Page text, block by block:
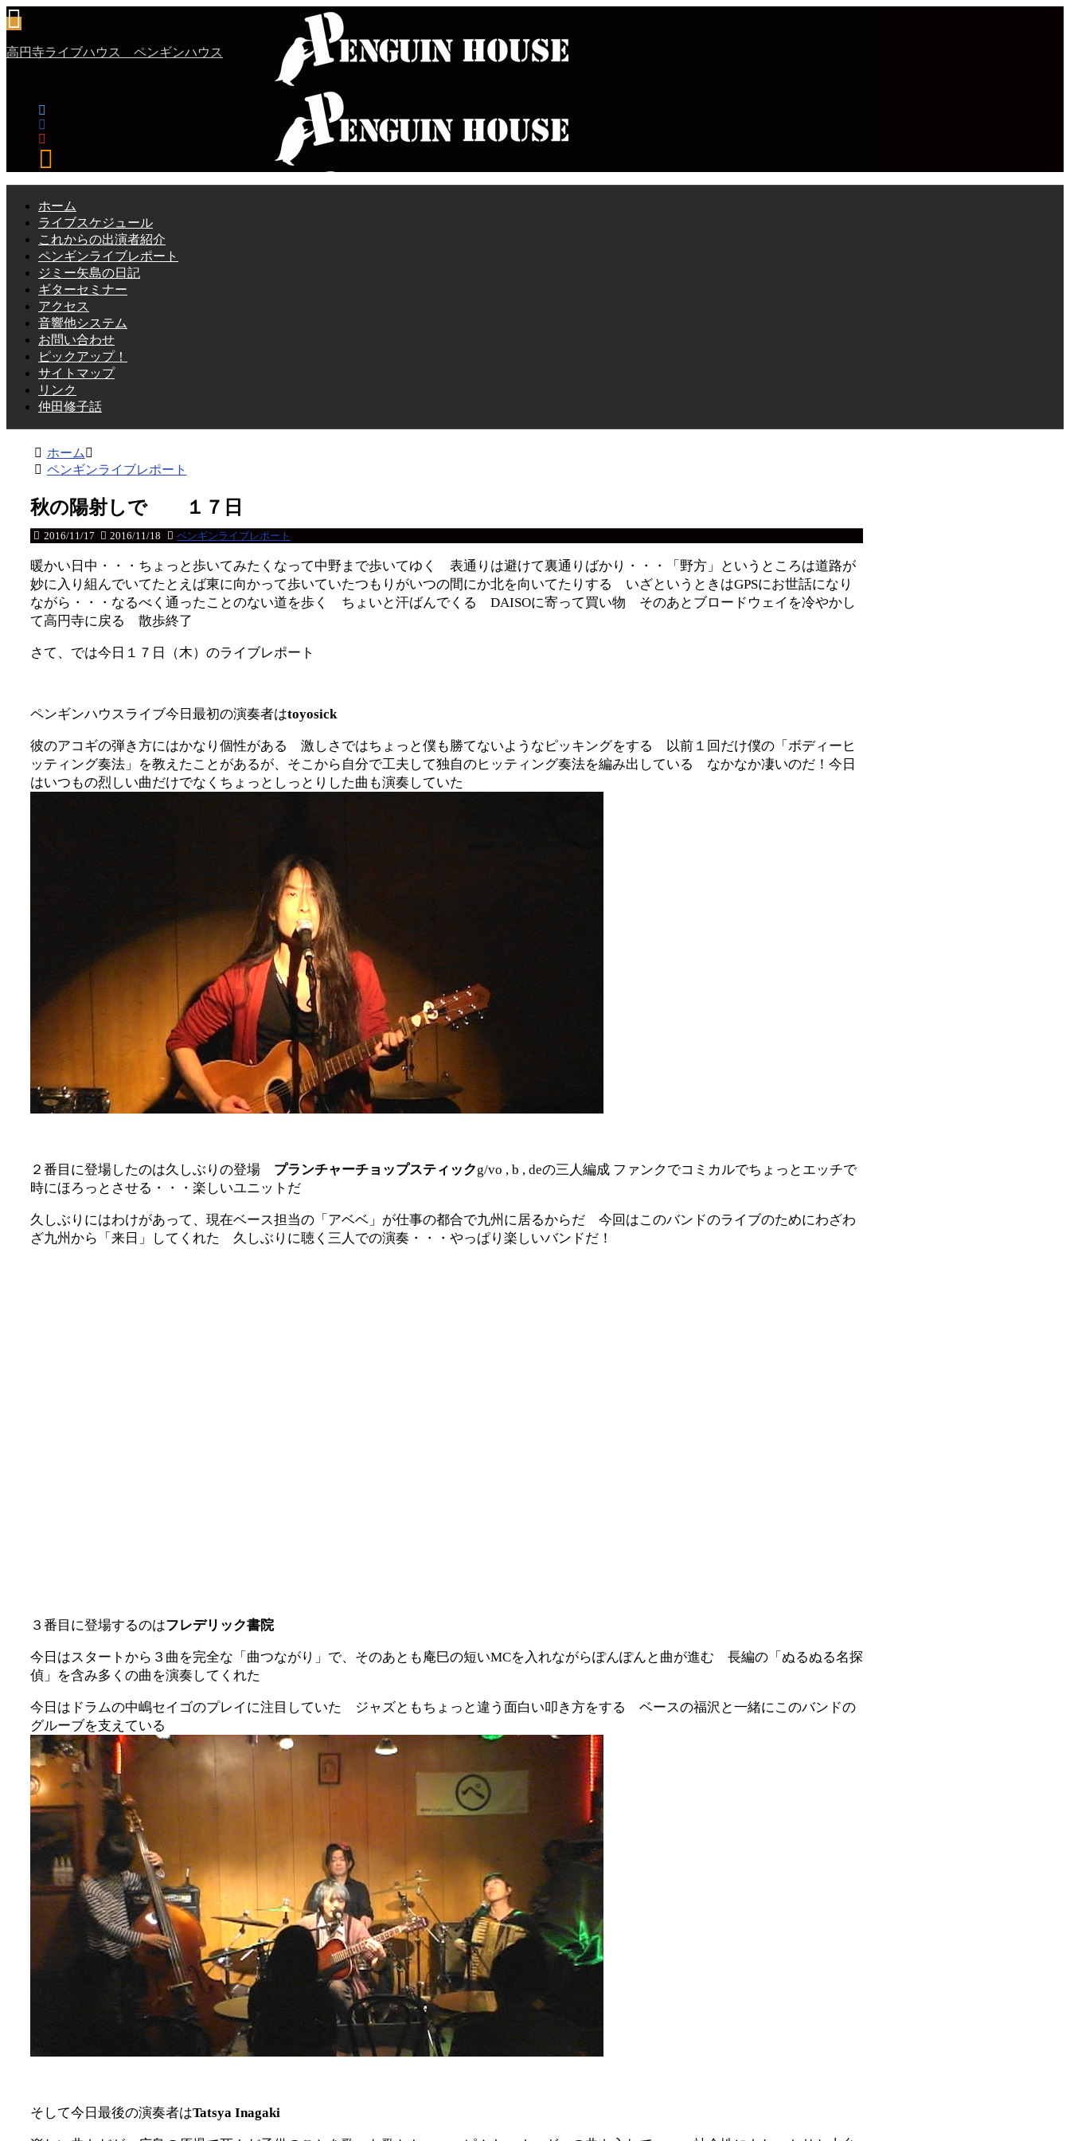
高円寺ライブハウス ペンギンハウス
ホーム
ライブスケジュール
これからの出演者紹介
ペンギンライブレポート
ジミー矢島の日記
ギターセミナー
アクセス
音響他システム
お問い合わせ
ピックアップ！
サイトマップ
リンク
仲田修子話
ホーム
ペンギンライブレポート
秋の陽射しで １７日
2016/11/17 2016/11/18 ペンギンライブレポート
暖かい日中・・・ちょっと歩いてみたくなって中野まで歩いてゆく 表通りは避けて裏通りばかり・・・「野方」というところは道路が
妙に入り組んでいてたとえば東に向かって歩いていたつもりがいつの間にか北を向いてたりする いざというときはGPSにお世話になり
ながら・・・なるべく通ったことのない道を歩く ちょいと汗ばんでくる DAISOに寄って買い物 そのあとブロードウェイを冷やかし
て高円寺に戻る 散歩終了
さて、では今日１７日（木）のライブレポート
ペンギンハウスライブ今日最初の演奏者はtoyosick
彼のアコギの弾き方にはかなり個性がある 激しさではちょっと僕も勝てないようなピッキングをする 以前１回だけ僕の「ボディーヒ
ッティング奏法」を教えたことがあるが、そこから自分で工夫して独自のヒッティング奏法を編み出している なかなか凄いのだ！今日
はいつもの烈しい曲だけでなくちょっとしっとりした曲も演奏していた
２番目に登場したのは久しぶりの登場 プランチャーチョップスティックg/vo , b , deの三人編成 ファンクでコミカルでちょっとエッチで
時にほろっとさせる・・・楽しいユニットだ
久しぶりにはわけがあって、現在ベース担当の「アベベ」が仕事の都合で九州に居るからだ 今回はこのバンドのライブのためにわざわ
ざ九州から「来日」してくれた 久しぶりに聴く三人での演奏・・・やっぱり楽しいバンドだ！
３番目に登場するのはフレデリック書院
今日はスタートから３曲を完全な「曲つながり」で、そのあとも庵巳の短いMCを入れながらぽんぽんと曲が進む 長編の「ぬるぬる名探
偵」を含み多くの曲を演奏してくれた
今日はドラムの中嶋セイゴのプレイに注目していた ジャズともちょっと違う面白い叩き方をする ベースの福沢と一緒にこのバンドの
グルーブを支えている
そして今日最後の演奏者はTatsya Inagaki